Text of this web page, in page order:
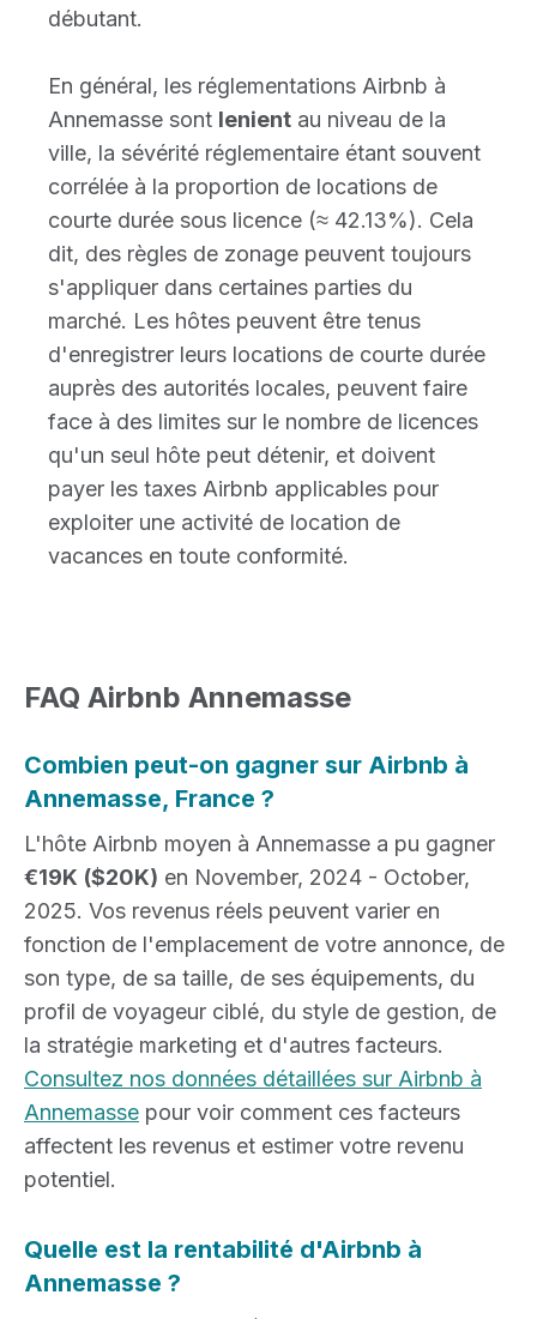
débutant.
En général, les réglementations Airbnb à
Annemasse sont lenient au niveau de la
ville, la sévérité réglementaire étant souvent
corrélée à la proportion de locations de
courte durée sous licence (≈ 42.13%). Cela
dit, des règles de zonage peuvent toujours
s'appliquer dans certaines parties du
marché. Les hôtes peuvent être tenus
d'enregistrer leurs locations de courte durée
auprès des autorités locales, peuvent faire
face à des limites sur le nombre de licences
qu'un seul hôte peut détenir, et doivent
payer les taxes Airbnb applicables pour
exploiter une activité de location de
vacances en toute conformité.
FAQ Airbnb Annemasse
Combien peut-on gagner sur Airbnb à
Annemasse, France ?
L'hôte Airbnb moyen à Annemasse a pu gagner
€19K ($20K) en November, 2024 - October,
2025. Vos revenus réels peuvent varier en
fonction de l'emplacement de votre annonce, de
son type, de sa taille, de ses équipements, du
profil de voyageur ciblé, du style de gestion, de
la stratégie marketing et d'autres facteurs.
Consultez nos données détaillées sur Airbnb à
Annemasse pour voir comment ces facteurs
affectent les revenus et estimer votre revenu
potentiel.
Quelle est la rentabilité d'Airbnb à
Annemasse ?